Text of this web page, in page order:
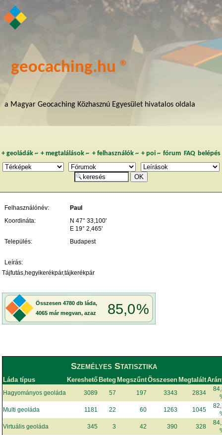
geocaching.hu ®
a Magyar Geocaching Közhasznú Egyesület hivatalos oldala
+ geoládák~ +megtalálások ~ + felhasználók~ + poi~ fórum FAQ belépés
Felhasználónév:
Paul
Koordináta:
N 47° 33,100'
E 19° 2,465'
Település:
Budapest
Leírás:
Tájfutás,hegyikerékpár,tájkerékpár
Személyes Statisztika
Láda típus Kereshető Beteg MegszűntÖsszesen Megtalált
Hagyományos geoláda 3089 57 197 3343 2834
Multi geoláda
1181 22 60 1263 1045
Virtuális geoláda
345 3 42 390 328